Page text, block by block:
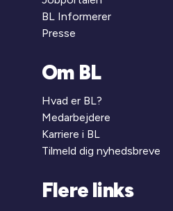
BL Informerer
Presse
Om BL
Hvad er BL?
Medarbejdere
Karriere i BL
Tilmeld dig nyhedsbreve
Flere links